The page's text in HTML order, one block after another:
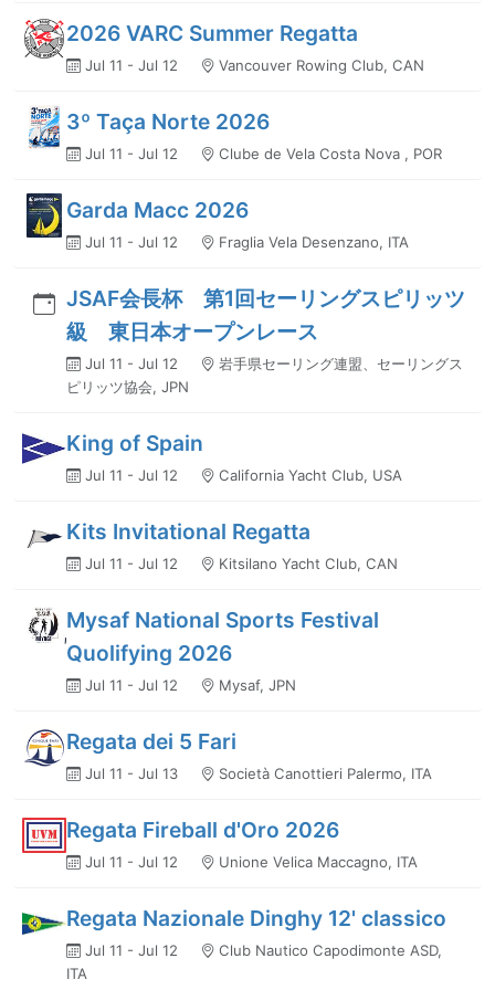
2026 VARC Summer Regatta
Jul 11 - Jul 12 Vancouver Rowing Club, CAN
3º Taça Norte 2026
Jul 11 - Jul 12 Clube de Vela Costa Nova , POR
Garda Macc 2026
Jul 11 - Jul 12 Fraglia Vela Desenzano, ITA
JSAF会長杯 第1回セーリングスピリッツ
級 東日本オープンレース
Jul 11 - Jul 12
岩手県セーリング連盟、セーリングス
ピリッツ協会, JPN
King of Spain
Jul 11 - Jul 12 California Yacht Club, USA
Kits Invitational Regatta
Jul 11 - Jul 12 Kitsilano Yacht Club, CAN
Mysaf National Sports Festival
Quolifying 2026
Jul 11 - Jul 12 Mysaf, JPN
Regata dei 5 Fari
Jul 11 - Jul 13 Società Canottieri Palermo, ITA
Regata Fireball d'Oro 2026
Jul 11 - Jul 12 Unione Velica Maccagno, ITA
Regata Nazionale Dinghy 12' classico
Jul 11 - Jul 12
Club Nautico Capodimonte ASD,
ITA